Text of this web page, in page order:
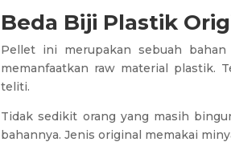
Beda Biji Plastik
Pellet ini merupakan sebuah
memanfaatkan raw material plastik.
teliti.
Tidak sedikit orang yang masih
bahannya. Jenis original memakai